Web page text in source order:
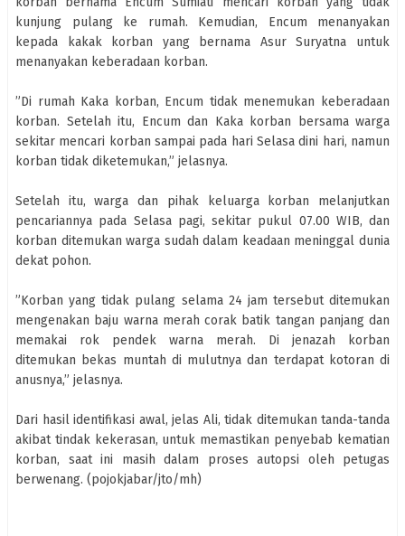
kunjung pulang ke rumah. Kemudian, Encum menanyakan
kepada kakak korban yang bernama Asur Suryatna untuk
menanyakan keberadaan korban.
”Di rumah Kaka korban, Encum tidak menemukan keberadaan
korban. Setelah itu, Encum dan Kaka korban bersama warga
sekitar mencari korban sampai pada hari Selasa dini hari, namun
korban tidak diketemukan,” jelasnya.
Setelah itu, warga dan pihak keluarga korban melanjutkan
pencariannya pada Selasa pagi, sekitar pukul 07.00 WIB, dan
korban ditemukan warga sudah dalam keadaan meninggal dunia
dekat pohon.
”Korban yang tidak pulang selama 24 jam tersebut ditemukan
mengenakan baju warna merah corak batik tangan panjang dan
memakai rok pendek warna merah. Di jenazah korban
ditemukan bekas muntah di mulutnya dan terdapat kotoran di
anusnya,” jelasnya.
Dari hasil identifikasi awal, jelas Ali, tidak ditemukan tanda-tanda
akibat tindak kekerasan, untuk memastikan penyebab kematian
korban, saat ini masih dalam proses autopsi oleh petugas
berwenang. (pojokjabar/jto/mh)